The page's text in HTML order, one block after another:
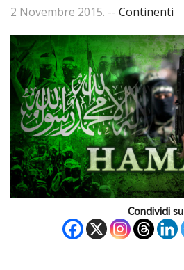
2 Novembre 2015. -- Continenti
Condividi su